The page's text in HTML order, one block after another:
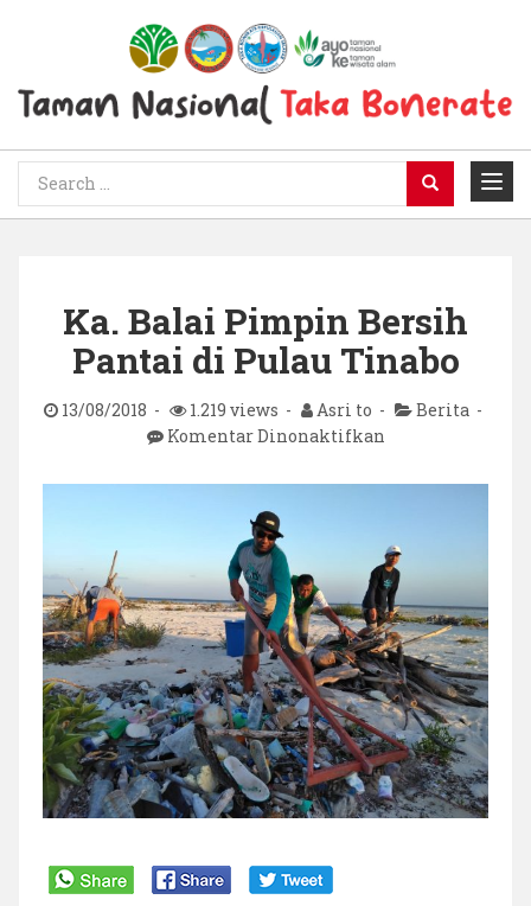
Ka. Balai Pimpin Bersih
Pantai di Pulau Tinabo
13/08/2018 1.219 views Asri to
Berita
Komentar Dinonaktifkan
Balai
Pantai
di
Pulau
Tinabo